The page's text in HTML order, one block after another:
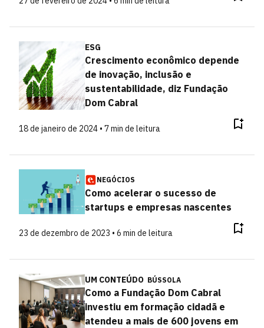
ESG
Crescimento econômico depende
de inovação, inclusão e
sustentabilidade, diz Fundação
Dom Cabral
18 de janeiro de 2024 • 7 min de leitura
NEGÓCIOS
Como acelerar o sucesso de
startups e empresas nascentes
23 de dezembro de 2023 • 6 min de leitura
UM CONTEÚDO BÚSSOLA
Como a Fundação Dom Cabral
investiu em formação cidadã e
atendeu a mais de 600 jovens em